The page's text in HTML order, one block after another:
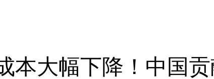
本大幅下降！中国